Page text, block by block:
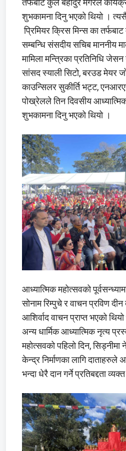
तर्फबाट कुल बहादुर मगरले
शुभकामना दिनु भएको थियो ।
प्रिमियर क्रिस मिन्स का
सम्बन्धि संसदीय सचिब माननीय
मामिला मन्त्रिका प्रतिनिधि
सांसद स्याली सिटो, बरउड मेयर
काउन्सिलर सुकीर्ति भट्ट,
पोख्रेलले तिन दिवसीय
शुभकामना दिनु भएको थियो ।
आध्यात्मिक महोत्सवको
सोनाम रिम्पुचे र वाचन प्रविण
आशिर्वाद वाचन प्राप्त भएको
अन्य धार्मिक आध्यात्मिक नृत्य
महोत्सवको पहिलो दिन,
केन्द्र निर्माणका लागि
भन्दा धेरै दान गर्ने प्रतिबद्दता